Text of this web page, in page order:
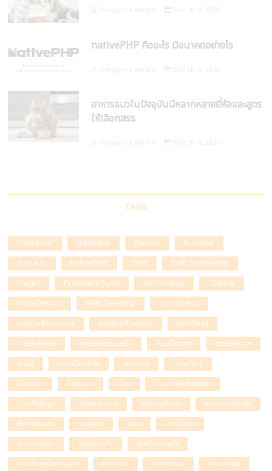
nativePHP คืออะไร มีอนาคตอย่างไร
อาหารแมวในปัจจุบันมีหลากหลายยี่ห้อและสูตร
ให้เลือกสรร
TAGS
Container database Docker
function
mariadb
nativePHP OKR
PHP Framework
Plugin
Provident Fund technology
Theme
Web Design
Web Develop
wordpress
กองทุนเงินทดแทน
การดูแลผิวพรรณ
การทำงาน
การปกครอง
การออกแบบครัว การเดินทาง
ดูแลสุขภาพ
ต้นไม้
ทะเลเมืองไทย ทาสแมว
ท่องเที่ยว
น้องหมา
น้องแมว บ้าน
บ้าน knockdown
บ้านสำเร็จรูป
บ้านและสวน ประกันสังคม
พระมหากษัตริย์
พืชกินแมลง
ระบบปิด สวน
สัตว์เลี้ยง
สาวออฟฟิศ
สิ่งที่ควรทำ
สิ่งที่ไม่ควรทำ
หม้อข้าวหม้อแกงลิง
ห้องครัว อาหารแมว เวียนเทียน